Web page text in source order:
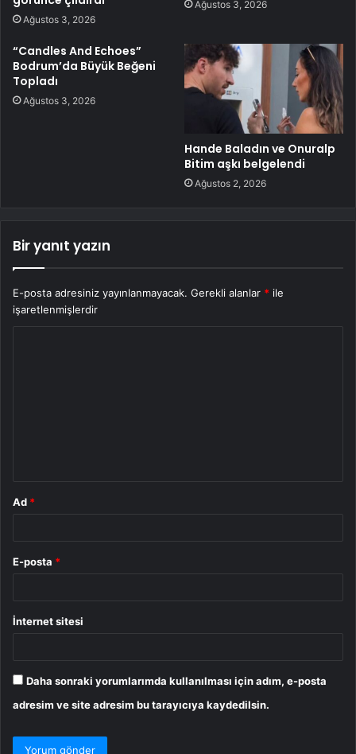
Ağustos 3, 2026
Ağustos 3, 2026
“Candles And Echoes”
Bodrum’da Büyük Beğeni
Topladı
Ağustos 3, 2026
Hande Baladın ve Onuralp
Bitim aşkı belgelendi
Ağustos 2, 2026
Bir yanıt yazın
E-posta adresiniz yayınlanmayacak. Gerekli alanlar * ile
işaretlenmişlerdir
Ad *
E-posta *
İnternet sitesi
Daha sonraki yorumlarımda kullanılması için adım, e-posta
adresim ve site adresim bu tarayıcıya kaydedilsin.